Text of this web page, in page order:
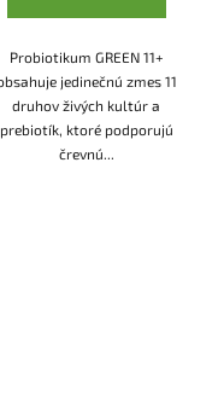
Probiotikum GREEN 11+
jedinečnú zmes 11
druhov živých kultúr a
prebiotík, ktoré podporujú
črevnú...